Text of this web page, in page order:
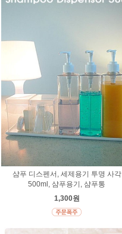
샴푸 디스펜서, 세제용기 투명 사각
500ml, 샴푸용기, 샴푸통
1,300원